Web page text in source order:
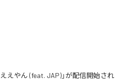
えやん (feat. JAP)」が配信開始され